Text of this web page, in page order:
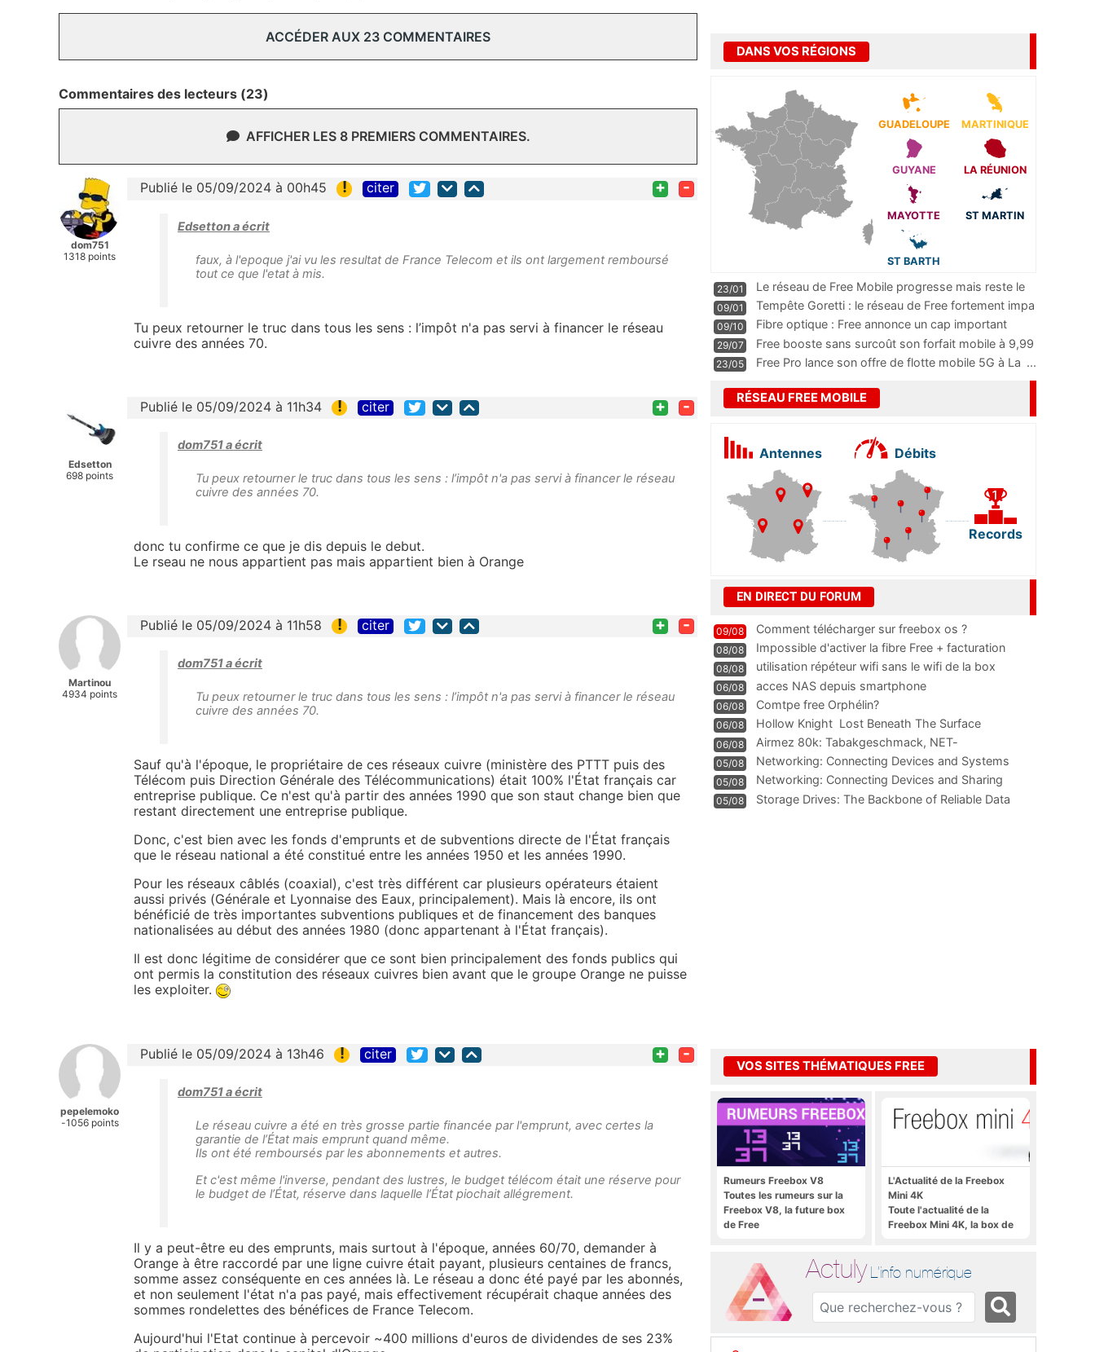
ACCÉDER AUX 23 COMMENTAIRES
Commentaires des lecteurs (23)
AFFICHER LES 8 PREMIERS COMMENTAIRES.
dom751
1318 points
Publié le 05/09/2024 à 00h45 ! citer + -
Edsetton a écrit
faux, à l'epoque j'ai vu les resultat de France Telecom et ils ont largement remboursé
tout ce que l'etat à mis.
Tu peux retourner le truc dans tous les sens : l’impôt n'a pas servi à financer le réseau
cuivre des années 70.
Edsetton
698 points
Publié le 05/09/2024 à 11h34 ! citer + -
dom751 a écrit
Tu peux retourner le truc dans tous les sens : l’impôt n'a pas servi à financer le réseau
cuivre des années 70.
donc tu confirme ce que je dis depuis le debut.
Le rseau ne nous appartient pas mais appartient bien à Orange
Martinou
4934 points
Publié le 05/09/2024 à 11h58 ! citer + -
dom751 a écrit
Tu peux retourner le truc dans tous les sens : l’impôt n'a pas servi à financer le réseau
cuivre des années 70.
Sauf qu'à l'époque, le propriétaire de ces réseaux cuivre (ministère des PTTT puis des
Télécom puis Direction Générale des Télécommunications) était 100% l'État français car
entreprise publique. Ce n'est qu'à partir des années 1990 que son staut change bien que
restant directement une entreprise publique.
Donc, c'est bien avec les fonds d'emprunts et de subventions directe de l'État français
que le réseau national a été constitué entre les années 1950 et les années 1990.
Pour les réseaux câblés (coaxial), c'est très différent car plusieurs opérateurs étaient
aussi privés (Générale et Lyonnaise des Eaux, principalement). Mais là encore, ils ont
bénéficié de très importantes subventions publiques et de financement des banques
nationalisées au début des années 1980 (donc appartenant à l'État français).
Il est donc légitime de considérer que ce sont bien principalement des fonds publics qui
ont permis la constitution des réseaux cuivres bien avant que le groupe Orange ne puisse
les exploiter.
pepelemoko
-1056 points
Publié le 05/09/2024 à 13h46 ! citer + -
dom751 a écrit
Le réseau cuivre a été en très grosse partie financée par l'emprunt, avec certes la
garantie de l’État mais emprunt quand même.
Ils ont été remboursés par les abonnements et autres.
Et c'est même l'inverse, pendant des lustres, le budget télécom était une réserve pour
le budget de l’État, réserve dans laquelle l’État piochait allégrement.
Il y a peut-être eu des emprunts, mais surtout à l'époque, années 60/70, demander à
Orange à être raccordé par une ligne cuivre était payant, plusieurs centaines de francs,
somme assez conséquente en ces années là. Le réseau a donc été payé par les abonnés,
et non seulement l'état n'a pas payé, mais effectivement récupérait chaque années des
sommes rondelettes des bénéfices de France Telecom.
Aujourd'hui l'Etat continue à percevoir ~400 millions d'euros de dividendes de ses 23%
DANS VOS RÉGIONS
GUADELOUPE MARTINIQUE
GUYANE LA RÉUNION
MAYOTTE ST MARTIN
ST BARTH
23/01
Le réseau de Free Mobile progresse mais reste le
m
...
09/01
Tempête Goretti : le réseau de Free fortement impa
09/10
Fibre optique : Free annonce un cap important
pass
...
29/07
Free booste sans surcoût son forfait mobile à 9,99
23/05 Free Pro lance son offre de flotte mobile 5G à La ...
RÉSEAU FREE MOBILE
Antennes Débits
Records
EN DIRECT DU FORUM
09/08 Comment télécharger sur freebox os ?
08/08
Impossible d'activer la fibre Free + facturation
résiliation
08/08 utilisation répéteur wifi sans le wifi de la box
06/08 acces NAS depuis smartphone
06/08 Comtpe free Orphélin?
06/08 Hollow Knight  Lost Beneath The Surface
06/08
Airmez 80k: Tabakgeschmack, NET-
Technologie und Leistung im
05/08 Networking: Connecting Devices and Systems
05/08
Networking: Connecting Devices and Sharing
Information
05/08
Storage Drives: The Backbone of Reliable Data
VOS SITES THÉMATIQUES FREE
Rumeurs Freebox V8
Toutes les rumeurs sur la
Freebox V8, la future box
de Free
L'Actualité de la Freebox
Mini 4K
Toute l'actualité de la
Freebox Mini 4K, la box de
Actuly L'info numérique